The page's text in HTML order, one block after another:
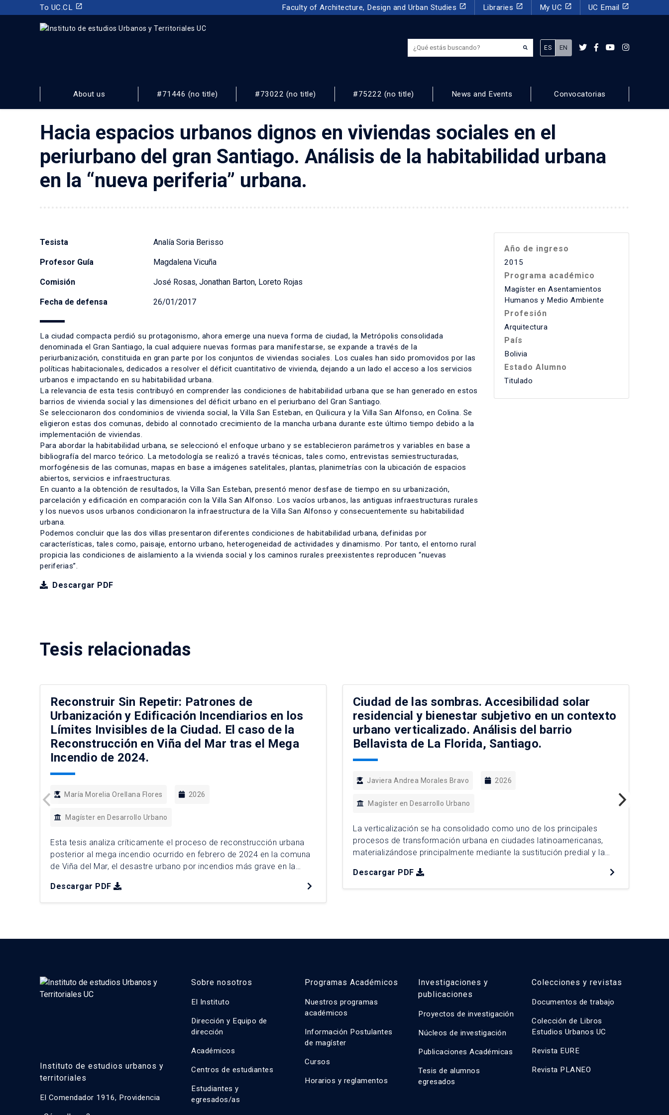
To UC.CL launch Faculty of Architecture, Design and Urban Studies launch Libraries launch My UC launch UC Email launch
Y TERRITORIALES
FACULTAD DE ARQUITECTURA, DISEÑO Y ESTUDIOS URBANOS
¿Qué estás buscando?
ES EN
About us #71446 (no title) #73022 (no title) #75222 (no title) News and Events Convocatorias
Hacia espacios urbanos dignos en viviendas sociales en el
periurbano del gran Santiago. Análisis de la habitabilidad urbana
en la “nueva periferia” urbana.
Tesista Analía Soria Berisso
Profesor Guía Magdalena Vicuña
Comisión José Rosas, Jonathan Barton, Loreto Rojas
Fecha de defensa 26/01/2017
La ciudad compacta perdió su protagonismo, ahora emerge una nueva forma de ciudad, la Metrópolis consolidada
denominada el Gran Santiago, la cual adquiere nuevas formas para manifestarse, se expande a través de la
periurbanización, constituida en gran parte por los conjuntos de viviendas sociales. Los cuales han sido promovidos por las
políticas habitacionales, dedicados a resolver el déficit cuantitativo de vivienda, dejando a un lado el acceso a los servicios
urbanos e impactando en su habitabilidad urbana.
La relevancia de esta tesis contribuyó en comprender las condiciones de habitabilidad urbana que se han generado en estos
barrios de vivienda social y las dimensiones del déficit urbano en el periurbano del Gran Santiago.
Se seleccionaron dos condominios de vivienda social, la Villa San Esteban, en Quilicura y la Villa San Alfonso, en Colina. Se
eligieron estas dos comunas, debido al connotado crecimiento de la mancha urbana durante este último tiempo debido a la
implementación de viviendas.
Para abordar la habitabilidad urbana, se seleccionó el enfoque urbano y se establecieron parámetros y variables en base a
bibliografía del marco teórico. La metodología se realizó a través técnicas, tales como, entrevistas semiestructuradas,
morfogénesis de las comunas, mapas en base a imágenes satelitales, plantas, planimetrías con la ubicación de espacios
abiertos, servicios e infraestructuras.
En cuanto a la obtención de resultados, la Villa San Esteban, presentó menor desfase de tiempo en su urbanización,
parcelación y edificación en comparación con la Villa San Alfonso. Los vacíos urbanos, las antiguas infraestructuras rurales
y los nuevos usos urbanos condicionaron la infraestructura de la Villa San Alfonso y consecuentemente su habitabilidad
urbana.
Podemos concluir que las dos villas presentaron diferentes condiciones de habitabilidad urbana, definidas por
características, tales como, paisaje, entorno urbano, heterogeneidad de actividades y dinamismo. Por tanto, el entorno rural
propicia las condiciones de aislamiento a la vivienda social y los caminos rurales preexistentes reproducen “nuevas
periferias”.
Descargar PDF
Año de ingreso
2015
Programa académico
Magíster en Asentamientos
Humanos y Medio Ambiente
Profesión
Arquitectura
País
Bolivia
Estado Alumno
Titulado
Tesis relacionadas
Reconstruir Sin Repetir: Patrones de
Urbanización y Edificación Incendiarios en los
Límites Invisibles de la Ciudad. El caso de la
Reconstrucción en Viña del Mar tras el Mega
Incendio de 2024.
María Morelia Orellana Flores 2026
Magíster en Desarrollo Urbano
Esta tesis analiza críticamente el proceso de reconstrucción urbana
posterior al mega incendio ocurrido en febrero de 2024 en la comuna
de Viña del Mar, el desastre urbano por incendios más grave en la
rural como un espacio de borde donde confluyen dinámicas
residenciales, […]
Descargar PDF
Ciudad de las sombras. Accesibilidad solar
residencial y bienestar subjetivo en un contexto
urbano verticalizado. Análisis del barrio
Bellavista de La Florida, Santiago.
Javiera Andrea Morales Bravo 2026
Magíster en Desarrollo Urbano
La verticalización se ha consolidado como uno de los principales
procesos de transformación urbana en ciudades latinoamericanas,
materializándose principalmente mediante la sustitución predial y la
residenciales preexistentes, alterando las relaciones de escala,
asoleamiento y continuidad morfológica del entorno, modificando de
Descargar PDF
Instituto de estudios urbanos y
territoriales
El Comendador 1916, Providencia
Sobre nosotros
El Instituto
Dirección y Equipo de
dirección
Académicos
Centros de estudiantes
Estudiantes y
egresados/as
Programas Académicos
Nuestros programas
académicos
Información Postulantes
de magíster
Cursos
Horarios y reglamentos
Investigaciones y
publicaciones
Proyectos de investigación
Núcleos de investigación
Publicaciones Académicas
Tesis de alumnos
egresados
Colecciones y revistas
Documentos de trabajo
Colección de Libros
Estudios Urbanos UC
Revista EURE
Revista PLANEO